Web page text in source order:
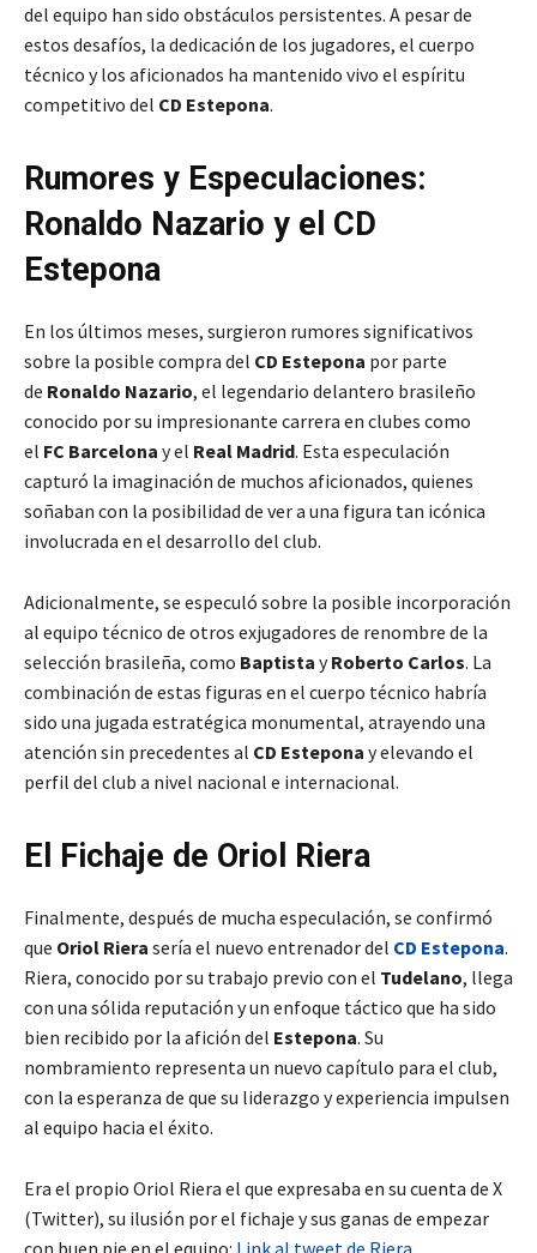
del equipo han sido obstáculos persistentes. A pesar de
estos desafíos, la dedicación de los jugadores, el cuerpo
técnico y los aficionados ha mantenido vivo el espíritu
competitivo del CD Estepona.
Rumores y Especulaciones:
Ronaldo Nazario y el CD
Estepona
En los últimos meses, surgieron rumores significativos
sobre la posible compra del CD Estepona por parte
de Ronaldo Nazario, el legendario delantero brasileño
conocido por su impresionante carrera en clubes como
el FC Barcelona y el Real Madrid. Esta especulación
capturó la imaginación de muchos aficionados, quienes
soñaban con la posibilidad de ver a una figura tan icónica
involucrada en el desarrollo del club.
Adicionalmente, se especuló sobre la posible incorporación
al equipo técnico de otros exjugadores de renombre de la
selección brasileña, como Baptista yRoberto Carlos. La
combinación de estas figuras en el cuerpo técnico habría
sido una jugada estratégica monumental, atrayendo una
atención sin precedentes al CD Estepona y elevando el
perfil del club a nivel nacional e internacional.
El Fichaje de Oriol Riera
Finalmente, después de mucha especulación, se confirmó
que Oriol Riera sería el nuevo entrenador del CD Estepona.
Riera, conocido por su trabajo previo con el Tudelano, llega
con una sólida reputación y un enfoque táctico que ha sido
bien recibido por la afición del Estepona. Su
nombramiento representa un nuevo capítulo para el club,
con la esperanza de que su liderazgo y experiencia impulsen
al equipo hacia el éxito.
Era el propio Oriol Riera el que expresaba en su cuenta de X
(Twitter), su ilusión por el fichaje y sus ganas de empezar